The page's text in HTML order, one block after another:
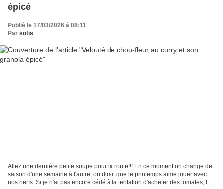
épicé
Publié le 17/03/2026 à 08:11
Par sotis
Allez une dernière petite soupe pour la route!!! En ce moment on change de
saison d'une semaine à l'autre, on dirait que le printemps aime jouer avec
nos nerfs. Si je n'ai pas encore cédé à la tentation d'acheter des tomates, les